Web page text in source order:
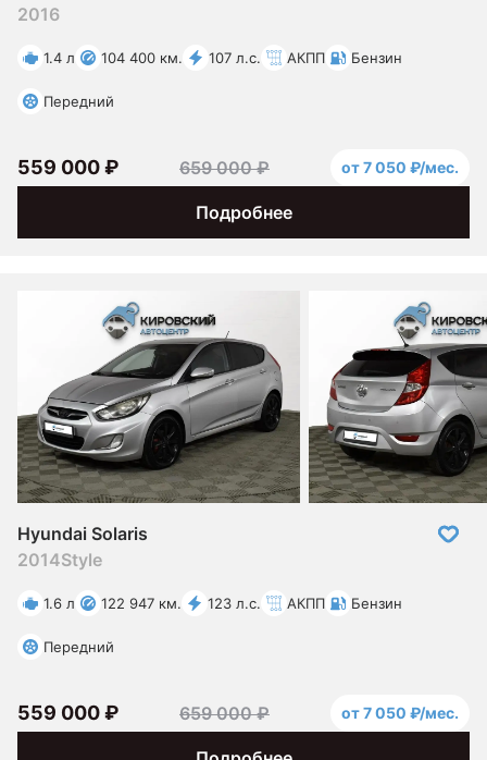
2016
1.4 л 104 400 км. 107 л.с. АКПП Бензин
Передний
Подробнее
559 000 ₽ 659 000 ₽ от 7 050 ₽/мес.
Hyundai Solaris
2014Style
1.6 л 122 947 км. 123 л.с. АКПП Бензин
Передний
559 000 ₽ 659 000 ₽ от 7 050 ₽/мес.